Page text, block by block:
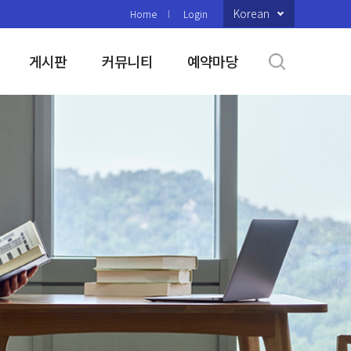
Home Login Korean
게시판 커뮤니티 예약마당